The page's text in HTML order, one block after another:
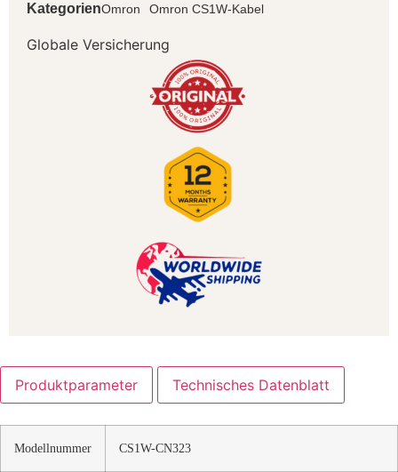
KategorienOmron Omron CS1W-Kabel
Globale Versicherung
Produktparameter Technisches Datenblatt
Modellnummer CS1W-CN323